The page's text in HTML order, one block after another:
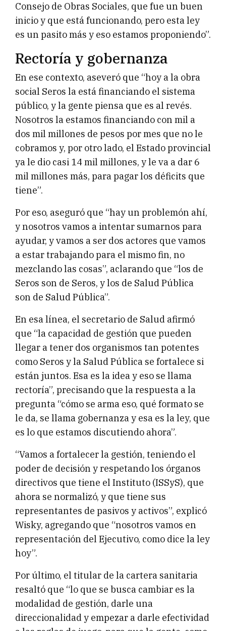
Consejo de Obras Sociales, que fue un buen
inicio y que está funcionando, pero esta ley
es un pasito más y eso estamos proponiendo”.
Rectoría y gobernanza
En ese contexto, aseveró que “hoy a la obra
social Seros la está financiando el sistema
público, y la gente piensa que es al revés.
Nosotros la estamos financiando con mil a
dos mil millones de pesos por mes que no le
cobramos y, por otro lado, el Estado provincial
ya le dio casi 14 mil millones, y le va a dar 6
mil millones más, para pagar los déficits que
tiene”.
Por eso, aseguró que “hay un problemón ahí,
y nosotros vamos a intentar sumarnos para
ayudar, y vamos a ser dos actores que vamos
a estar trabajando para el mismo fin, no
mezclando las cosas”, aclarando que “los de
Seros son de Seros, y los de Salud Pública
son de Salud Pública”.
En esa línea, el secretario de Salud afirmó
que “la capacidad de gestión que pueden
llegar a tener dos organismos tan potentes
como Seros y la Salud Pública se fortalece si
están juntos. Esa es la idea y eso se llama
rectoría”, precisando que la respuesta a la
pregunta “cómo se arma eso, qué formato se
le da, se llama gobernanza y esa es la ley, que
es lo que estamos discutiendo ahora”.
“Vamos a fortalecer la gestión, teniendo el
poder de decisión y respetando los órganos
directivos que tiene el Instituto (ISSyS), que
ahora se normalizó, y que tiene sus
representantes de pasivos y activos”, explicó
Wisky, agregando que “nosotros vamos en
representación del Ejecutivo, como dice la ley
hoy”.
Por último, el titular de la cartera sanitaria
resaltó que “lo que se busca cambiar es la
modalidad de gestión, darle una
direccionalidad y empezar a darle efectividad